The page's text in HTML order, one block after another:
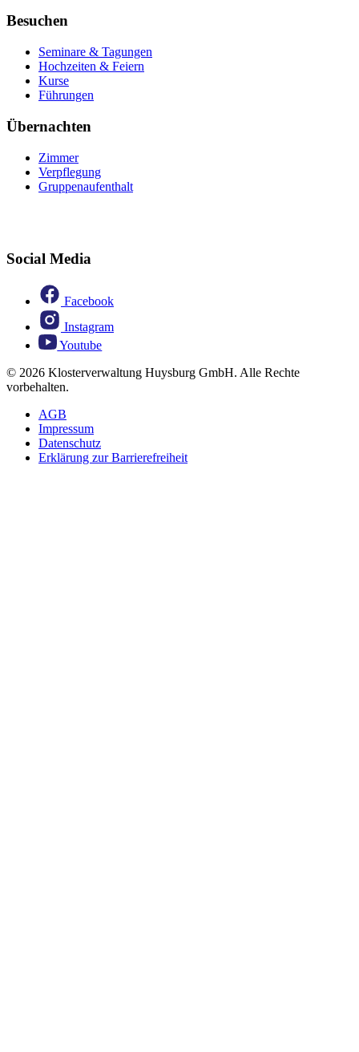
Besuchen
Seminare & Tagungen
Hochzeiten & Feiern
Kurse
Führungen
Übernachten
Zimmer
Verpflegung
Gruppenaufenthalt
Social Media
Facebook
Instagram
Youtube
© 2026 Klosterverwaltung Huysburg GmbH. Alle Rechte
vorbehalten.
AGB
Impressum
Datenschutz
Erklärung zur Barrierefreiheit